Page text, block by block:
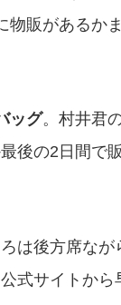
販があるか
ッグ。村井君
後の2日間で
は後方席なが
式サイトか